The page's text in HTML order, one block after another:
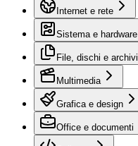
Internet e rete
Sistema e hardware
File, dischi e archivi
Multimedia
Grafica e design
Office e documenti